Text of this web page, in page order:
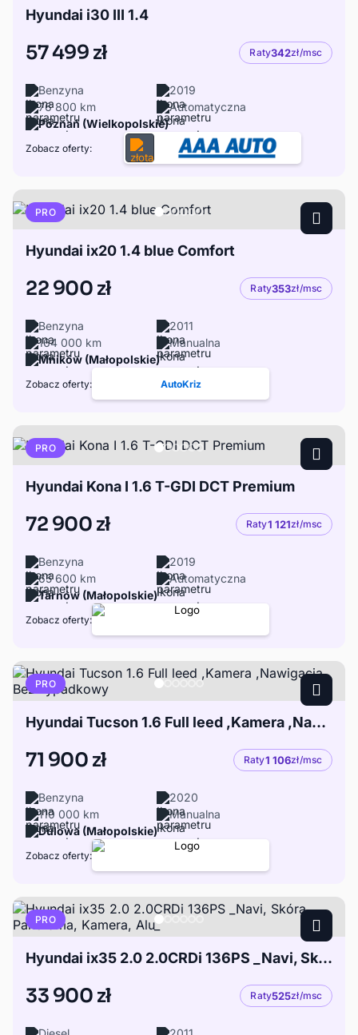
Hyundai i30 III 1.4
57 499 zł Raty342zł/msc
Benzyna
2019
76 800 km
Automatyczna
Poznań (Wielkopolskie)
Zobacz oferty:
PRO
Hyundai ix20 1.4 blue Comfort
22 900 zł Raty353zł/msc
Benzyna
2011
164 000 km
Manualna
Mników (Małopolskie)
Zobacz oferty: AutoKriz
PRO
Hyundai Kona I 1.6 T-GDI DCT Premium
72 900 zł Raty1 121zł/msc
Benzyna
2019
65 600 km
Automatyczna
Tarnów (Małopolskie)
Zobacz oferty:
PRO
Hyundai Tucson 1.6 Full leed ,Kamera ,Nawigacja , Bezwypadkowy
71 900 zł Raty1 106zł/msc
Benzyna
2020
110 000 km
Manualna
Dulowa (Małopolskie)
Zobacz oferty:
PRO
Hyundai ix35 2.0 2.0CRDi 136PS _Navi, Skóra, Panorama, Kamera, Alu_
33 900 zł Raty525zł/msc